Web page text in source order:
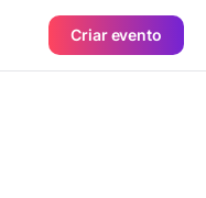
Criar evento